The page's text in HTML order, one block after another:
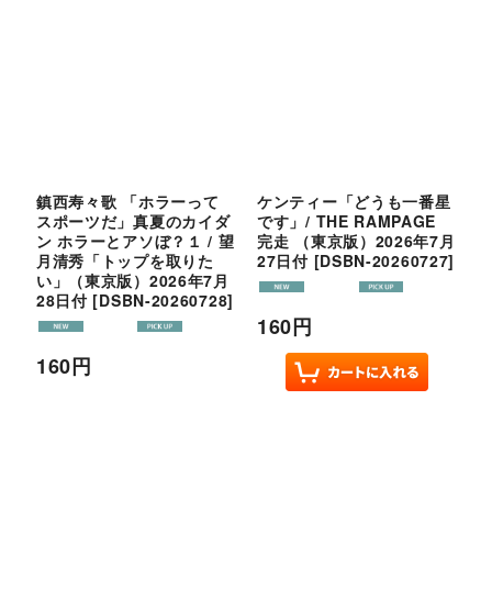
鎮西寿々歌 「ホラーって
スポーツだ」真夏のカイダ
ン ホラーとアソぼ？１ / 望
月清秀「トップを取りた
い」（東京版）2026年7月
28日付 [DSBN-20260728]
160円
ケンティー「どうも一番星
です」/ THE RAMPAGE
完走 （東京版）2026年7月
27日付 [DSBN-20260727]
160円